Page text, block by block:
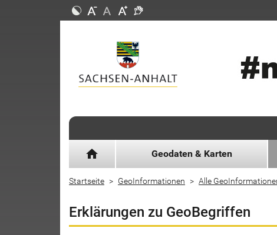
home Geodaten & Karten
Startseite GeoInformationen Alle
Erklärungen zu GeoBegriffen